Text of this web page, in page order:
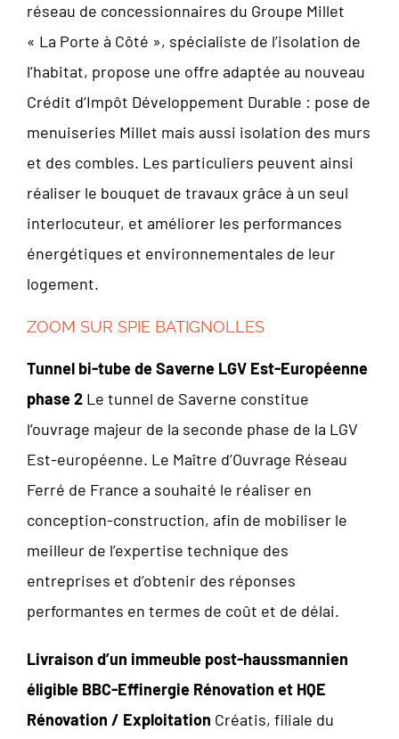
réseau de concessionnaires du Groupe Millet
« La Porte à Côté », spécialiste de l’isolation de
l’habitat, propose une offre adaptée au nouveau
Crédit d’Impôt Développement Durable : pose de
menuiseries Millet mais aussi isolation des murs
et des combles. Les particuliers peuvent ainsi
réaliser le bouquet de travaux grâce à un seul
interlocuteur, et améliorer les performances
énergétiques et environnementales de leur
logement.
ZOOM SUR SPIE BATIGNOLLES
Tunnel bi-tube de Saverne LGV Est-Européenne
phase 2 Le tunnel de Saverne constitue
l’ouvrage majeur de la seconde phase de la LGV
Est-européenne. Le Maître d’Ouvrage Réseau
Ferré de France a souhaité le réaliser en
conception-construction, afin de mobiliser le
meilleur de l’expertise technique des
entreprises et d’obtenir des réponses
performantes en termes de coût et de délai.
Livraison d’un immeuble post-haussmannien
éligible BBC-Effinergie Rénovation et HQE
Rénovation / Exploitation Créatis, filiale du